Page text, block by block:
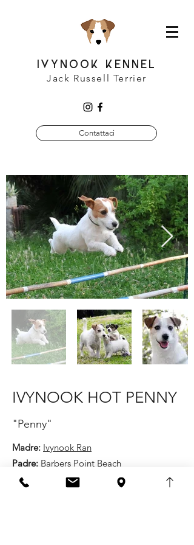
IVYNOOK KENNEL
Jack Russell Terrier
Contattaci
IVYNOOK HOT PENNY
"Penny"
Madre: Ivynook Ran
Padre: Barbers Point Beach
Altezza:
27 cm